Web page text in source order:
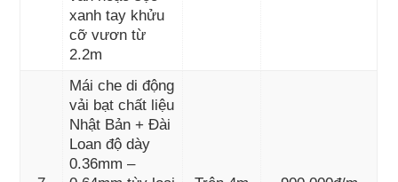
xanh tay khửu
cỡ vươn từ
2.2m
Mái che di động
vải bạt chất liệu
Nhật Bản + Đài
Loan độ dày
0.36mm –